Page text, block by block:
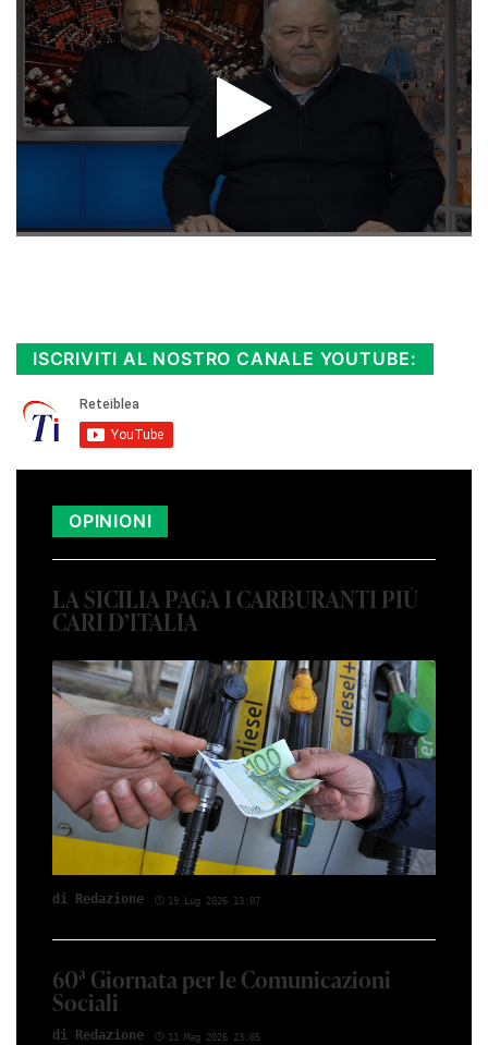
ISCRIVITI AL NOSTRO CANALE YOUTUBE:
OPINIONI
LA SICILIA PAGA I CARBURANTI PIÙ
CARI D’ITALIA
di Red­azio­ne 19 Lug 2026 13:07
60ª Giornata per le Comunicazioni
Sociali
di Red­azio­ne 11 Mag 2026 23:05